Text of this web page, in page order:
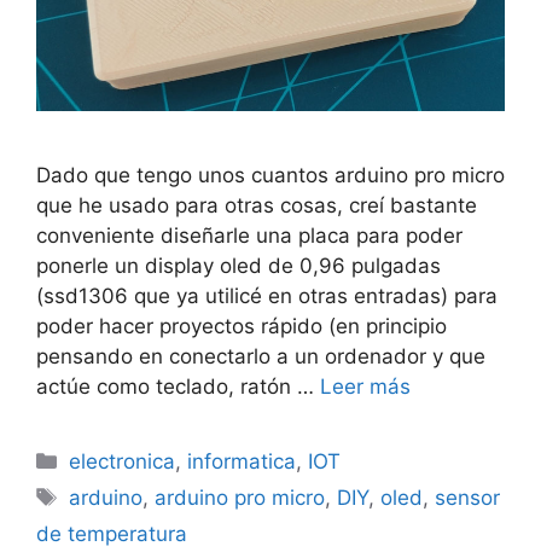
Dado que tengo unos cuantos arduino pro micro
que he usado para otras cosas, creí bastante
conveniente diseñarle una placa para poder
ponerle un display oled de 0,96 pulgadas
(ssd1306 que ya utilicé en otras entradas) para
poder hacer proyectos rápido (en principio
pensando en conectarlo a un ordenador y que
actúe como teclado, ratón … Leer más
Categorías
electronica, informatica, IOT
Etiquetas
arduino, arduino pro micro, DIY, oled , sensor
de temperatura